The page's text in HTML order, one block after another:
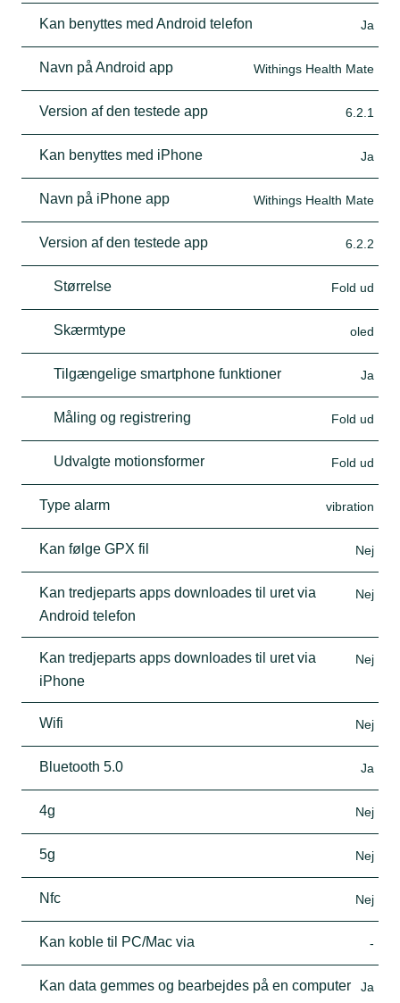
Kan benyttes med Android telefon Ja
Navn på Android app Withings Health Mate
Version af den testede app 6.2.1
Kan benyttes med iPhone Ja
Navn på iPhone app Withings Health Mate
Version af den testede app 6.2.2
Størrelse Fold ud
Skærmtype oled
Tilgængelige smartphone funktioner Ja
Måling og registrering Fold ud
Udvalgte motionsformer Fold ud
Type alarm vibration
Kan følge GPX fil Nej
Kan tredjeparts apps downloades til uret via
Android telefon
Nej
Kan tredjeparts apps downloades til uret via
iPhone
Nej
Wifi Nej
Bluetooth 5.0 Ja
4g Nej
5g Nej
Nfc Nej
Kan koble til PC/Mac via -
Kan data gemmes og bearbejdes på en computer Ja